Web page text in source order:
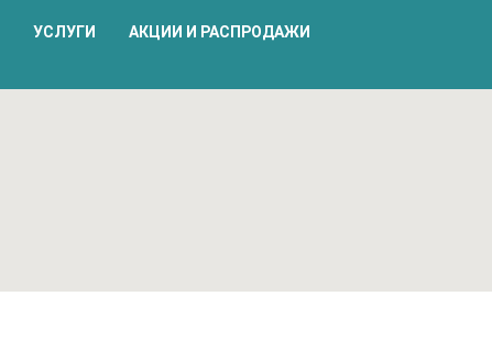
УСЛУГИ
АКЦИИ И РАСПРОДАЖИ